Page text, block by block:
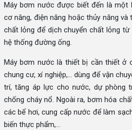
Máy bơm nước được biết đến là một
cơ năng, điện năng hoặc thủy năng
chất lỏng để dịch chuyển chất lỏng
hệ thống đường ống.
Máy bơm nước là thiết bị cần thiết ở
chung cư, xí nghiệp,... dùng để vận
trí, tăng áp lực cho nước, dự phòng
chống cháy nổ. Ngoài ra, bơm hóa
các bể hơi, cung cấp nước để làm
biến thực phẩm,...